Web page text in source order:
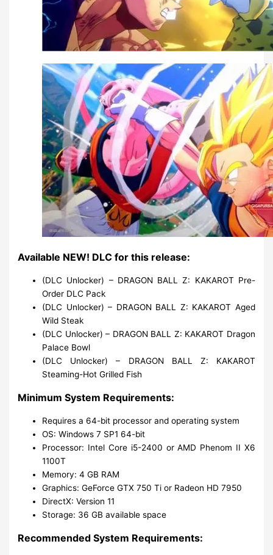
Available NEW! DLC for this release:
(DLC Unlocker) – DRAGON BALL Z: KAKAROT Pre-
Order DLC Pack
(DLC Unlocker) – DRAGON BALL Z: KAKAROT Aged
Wild Steak
(DLC Unlocker) – DRAGON BALL Z: KAKAROT Dragon
Palace Bowl
(DLC Unlocker) – DRAGON BALL Z: KAKAROT
Steaming-Hot Grilled Fish
Minimum System Requirements:
Requires a 64-bit processor and operating system
OS: Windows 7 SP1 64-bit
Processor: Intel Core i5-2400 or AMD Phenom II X6
1100T
Memory: 4 GB RAM
Graphics: GeForce GTX 750 Ti or Radeon HD 7950
DirectX: Version 11
Storage: 36 GB available space
Recommended System Requirements: